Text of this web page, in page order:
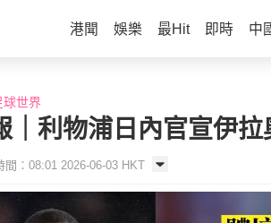
港聞 娛樂 最Hit 即時 中
球世界
｜利物浦日內官宣伊
間：08:01 2026-06-03 HKT